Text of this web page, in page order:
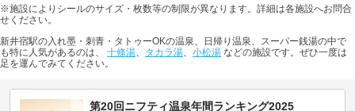
※施設によりシールのサイズ・枚数等の制限が異なります。詳細は各施設へお問合
せください。
新井宿駅の入れ墨・刺青・タトゥーOKの温泉、日帰り温泉、スーパー銭湯の中で
も特に人気があるのは、 十條湯、 タカラ湯、 小松湯 などの施設です。ぜひ一度は
足を運んでみてください。
第20回ニフティ温泉年間ランキング2025